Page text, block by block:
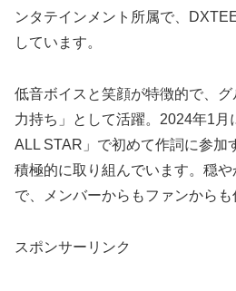
ンタテインメント所属で、
しています。
低音ボイスと笑顔が特徴的で、
力持ち」として活躍。2024年1月
ALL STAR」で初めて作詞に参加
積極的に取り組んでいます。穏
で、メンバーからもファンからも
スポンサーリンク